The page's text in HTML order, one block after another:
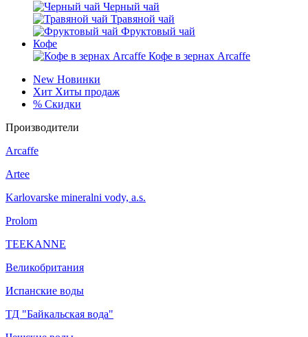
Черный чай
Травяной чай
Фруктовый чай
Кофе
Кофе в зернах Arcaffe
New Новинки
Хит Хиты продаж
% Скидки
Производители
Arcaffe
Artee
Karlovarske mineralni vody, a.s.
Prolom
TEEKANNE
Великобритания
Испанские воды
ТД "Байкальская вода"